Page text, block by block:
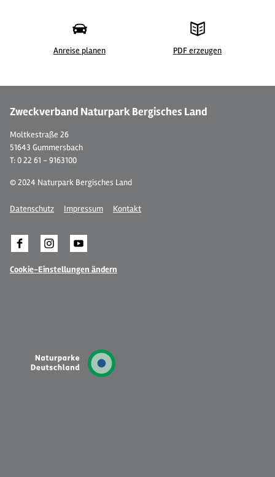
Anreise planen PDF erzeugen
Zweckverband Naturpark Bergisches Land
Moltkestraße 26
51643 Gummersbach
T: 0 22 61 - 9163100
© 2024 Naturpark Bergisches Land
Datenschutz Impressum Kontakt
Cookie-Einstellungen ändern